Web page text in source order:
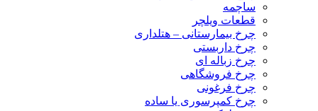
ساچمه
قطعات ویلچر
چرخ بیمارستانی – هتلداری
چرخ داربستی
چرخ زباله ای
چرخ فروشگاهی
چرخ فرغونی
چرخ کمپرسوری یا ساده